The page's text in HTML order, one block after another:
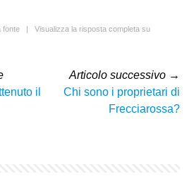
fonte | Visualizza la risposta completa su
il
Articolo successivo →
Chi sono i proprietari di
Frecciarossa?